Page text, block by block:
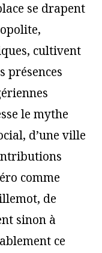
se drapent
cultivent
présences
le mythe
d’une ville
comme
de
sinon à
ce